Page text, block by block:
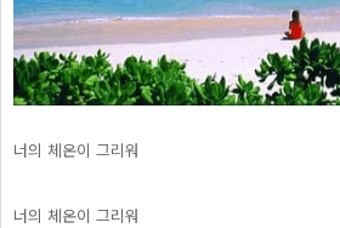
너의 체온이 그리워
너의 체온이 그리워